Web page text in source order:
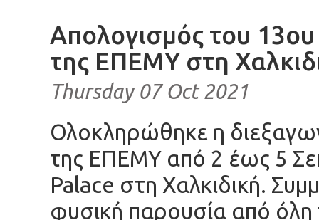
Απολογισμός του
της ΕΠΕΜΥ στη
Thursday 07 Oct 2021
Ολοκληρώθηκε η
της ΕΠΕΜΥ από 2 έως 5
Palace στη Χαλκιδική.
φυσική παρουσία από